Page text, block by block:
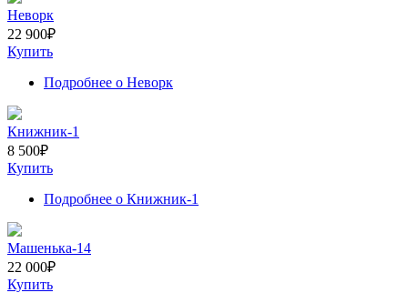
Неворк
22 900₽
Купить
Подробнее о Неворк
Книжник-1
8 500₽
Купить
Подробнее о Книжник-1
Машенька-14
22 000₽
Купить